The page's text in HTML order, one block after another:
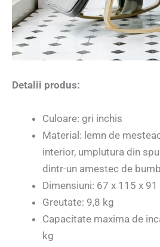
Detalii produs:
Culoare: gri inchis
Material: lemn de
interior, umplutura din
dintr-un amestec de
Dimensiuni: 67 x 115 x 91
Greutate: 9,8 kg
Capacitate maxima de
kg